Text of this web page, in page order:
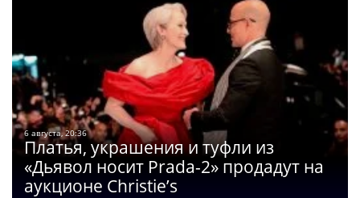
6 августа, 20:36
Платья, украшения и туфли из
«Дьявол носит Prada-2» продадут на
аукционе Christie’s